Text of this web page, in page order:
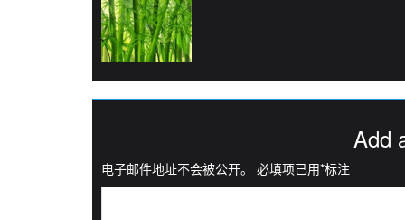
Add
电子邮件地址不会被公开。 必填项已用*标注